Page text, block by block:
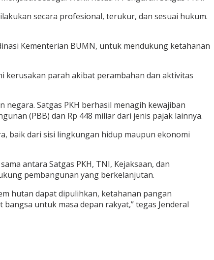
secara profesional, terukur, dan sesuai hukum.
Kementerian BUMN, untuk mendukung ketahanan
kerusakan parah akibat perambahan dan aktivitas
Satgas PKH berhasil menagih kewajiban
(PBB) dan Rp 448 miliar dari jenis pajak lainnya.
baik dari sisi lingkungan hidup maupun ekonomi
antara Satgas PKH, TNI, Kejaksaan, dan
pembangunan yang berkelanjutan.
hutan dapat dipulihkan, ketahanan pangan
untuk masa depan rakyat,” tegas Jenderal